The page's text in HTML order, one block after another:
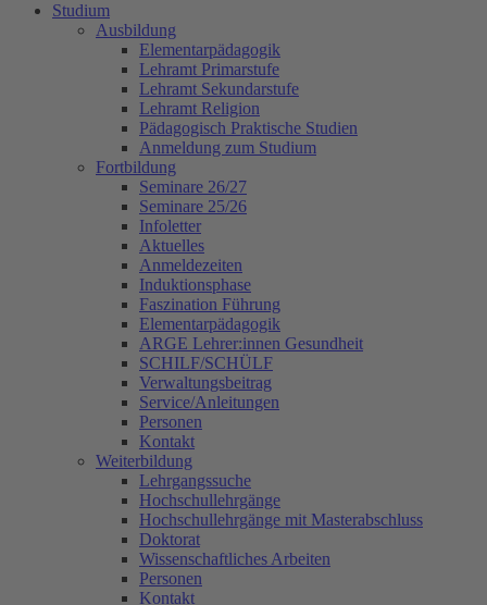
Studium
Ausbildung
Elementarpädagogik
Lehramt Primarstufe
Lehramt Sekundarstufe
Lehramt Religion
Pädagogisch Praktische Studien
Anmeldung zum Studium
Fortbildung
Seminare 26/27
Seminare 25/26
Infoletter
Aktuelles
Anmeldezeiten
Induktionsphase
Faszination Führung
Elementarpädagogik
ARGE Lehrer:innen Gesundheit
SCHILF/SCHÜLF
Verwaltungsbeitrag
Service/Anleitungen
Personen
Kontakt
Weiterbildung
Lehrgangssuche
Hochschullehrgänge
Hochschullehrgänge mit Masterabschluss
Doktorat
Wissenschaftliches Arbeiten
Personen
Kontakt